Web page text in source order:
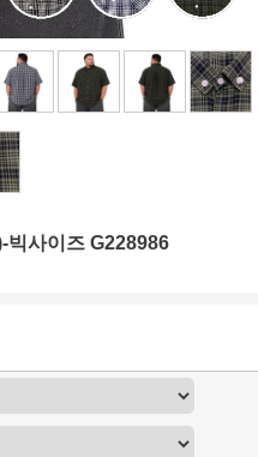
빅사이즈 G228986